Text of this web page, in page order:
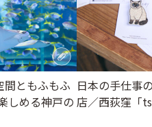
間ともふもふ
しめる神戸の
日本の手仕事
店／西荻窪「